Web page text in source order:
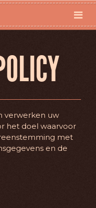
verwerken uw
het doel waarvoor
met
en de